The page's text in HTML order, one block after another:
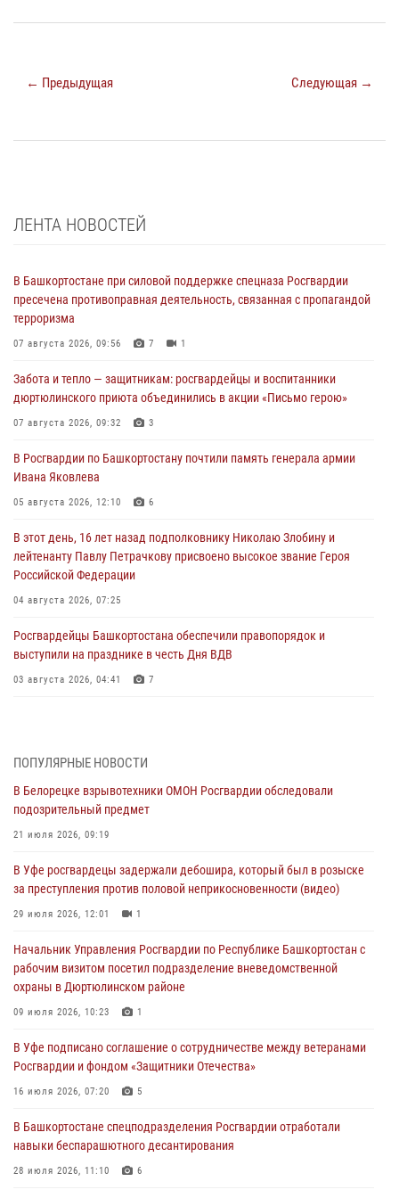
← Предыдущая Следующая →
ЛЕНТА НОВОСТЕЙ
В Башкортостане при силовой поддержке спецназа Росгвардии
пресечена противоправная деятельность, связанная с пропагандой
терроризма
07 августа 2026, 09:56 7 1
Забота и тепло — защитникам: росгвардейцы и воспитанники
дюртюлинского приюта объединились в акции «Письмо герою»
07 августа 2026, 09:32 3
В Росгвардии по Башкортостану почтили память генерала армии
Ивана Яковлева
05 августа 2026, 12:10 6
В этот день, 16 лет назад подполковнику Николаю Злобину и
лейтенанту Павлу Петрачкову присвоено высокое звание Героя
Российской Федерации
04 августа 2026, 07:25
Росгвардейцы Башкортостана обеспечили правопорядок и
выступили на празднике в честь Дня ВДВ
03 августа 2026, 04:41 7
03 августа 2026, 04:30 8
В Башкирии росгвардейцы провели волейбольный турнир на
открытом воздухе
03 августа 2026, 04:29
В Уфе росгвардейцы по горячим следам задержали
подозреваемого в открытом хищении из аптеки (видео)
03 августа 2026, 04:15
Начальник отделения учёта и комплектования Росгвардии
Башкортостана ответил на вопросы граждан
30 июля 2026, 12:54
за преступления против половой неприкосновенности (видео)
29 июля 2026, 12:01
ПОПУЛЯРНЫЕ НОВОСТИ
В Белорецке взрывотехники ОМОН Росгвардии обследовали
подозрительный предмет
21 июля 2026, 09:19
В Уфе росгвардецы задержали дебошира, который был в розыске
за преступления против половой неприкосновенности (видео)
29 июля 2026, 12:01 1
Начальник Управления Росгвардии по Республике Башкортостан с
рабочим визитом посетил подразделение вневедомственной
охраны в Дюртюлинском районе
09 июля 2026, 10:23 1
В Уфе подписано соглашение о сотрудничестве между ветеранами
Росгвардии и фондом «Защитники Отечества»
16 июля 2026, 07:20 5
В Башкортостане спецподразделения Росгвардии отработали
навыки беспарашютного десантирования
28 июля 2026, 11:10 6